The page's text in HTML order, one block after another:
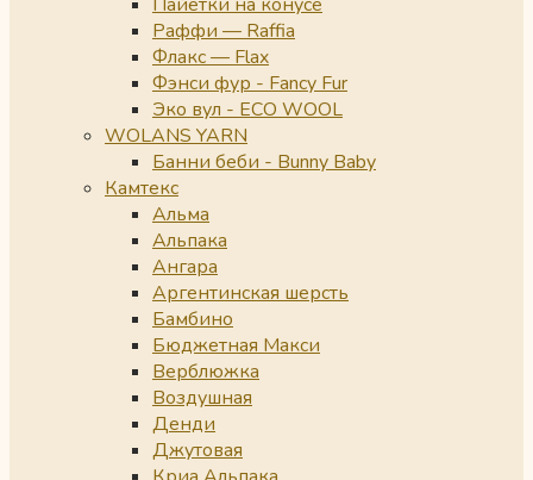
Раффи — Raffia
Флакс — Flax
Фэнси фур - Fancy Fur
Эко вул - ECO WOOL
WOLANS YARN
Банни беби - Bunny Baby
Камтекс
Альма
Альпака
Ангара
Аргентинская шерсть
Бамбино
Бюджетная Макси
Верблюжка
Воздушная
Денди
Джутовая